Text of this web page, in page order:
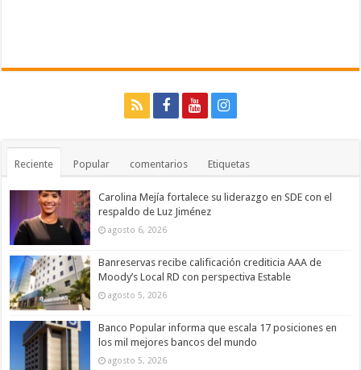
Reciente Popular comentarios Etiquetas
Carolina Mejía fortalece su liderazgo en SDE con el
respaldo de Luz Jiménez
agosto 6, 2026
Banreservas recibe calificación crediticia AAA de
Moody’s Local RD con perspectiva Estable
agosto 5, 2026
Banco Popular informa que escala 17 posiciones en
los mil mejores bancos del mundo
agosto 5, 2026